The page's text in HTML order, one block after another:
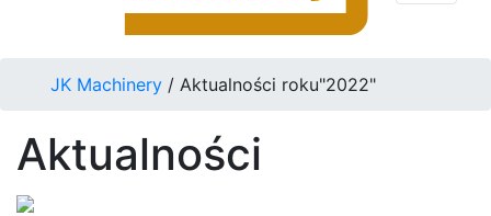
JK Machinery / Aktualności roku"2022"
Aktualności